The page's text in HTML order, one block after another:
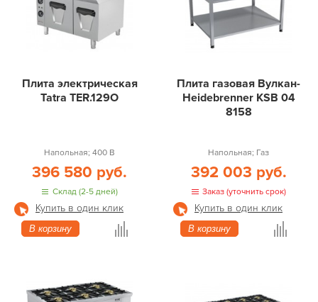
Плита электрическая
Tatra TER.129O
Напольная; 400 В
396 580 руб.
Склад (2-5 дней)
Купить в один клик
В корзину
Плита газовая Вулкан-
Heidebrenner KSB 04
8158
Напольная; Газ
392 003 руб.
Заказ (уточнить срок)
Купить в один клик
В корзину